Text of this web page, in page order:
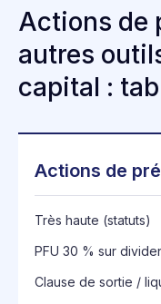
Actions de
autres
capital :
Actions de
Très haute (statuts)
PFU 30 % sur
Clause de sortie /